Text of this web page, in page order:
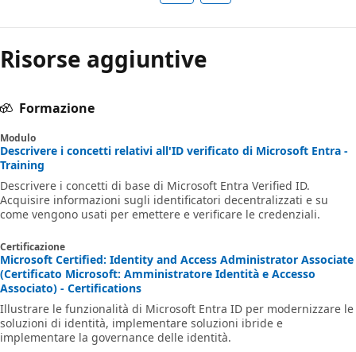
Risorse aggiuntive
Formazione
Modulo
Descrivere i concetti relativi all'ID verificato di Microsoft Entra -
Training
Descrivere i concetti di base di Microsoft Entra Verified ID.
Acquisire informazioni sugli identificatori decentralizzati e su
come vengono usati per emettere e verificare le credenziali.
Certificazione
Microsoft Certified: Identity and Access Administrator Associate
(Certificato Microsoft: Amministratore Identità e Accesso
Associato) - Certifications
Illustrare le funzionalità di Microsoft Entra ID per modernizzare le
soluzioni di identità, implementare soluzioni ibride e
implementare la governance delle identità.